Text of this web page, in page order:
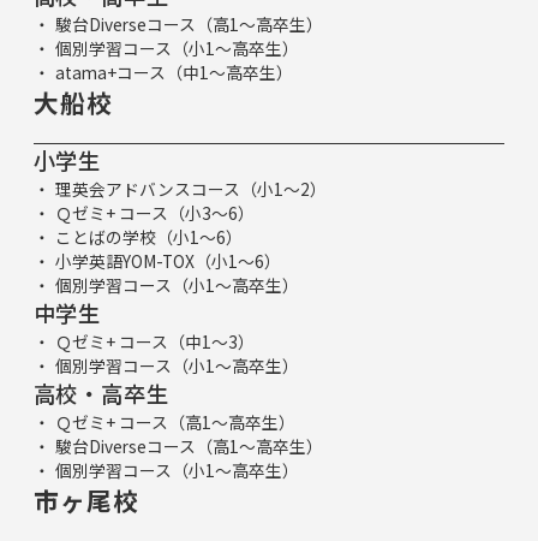
駿台Diverseコース（高1～高卒生）
個別学習コース（小1～高卒生）
atama+コース（中1～高卒生）
大船校
小学生
理英会アドバンスコース（小1～2）
Ｑゼミ+ コース（小3～6）
ことばの学校（小1～6）
小学英語YOM-TOX（小1～6）
個別学習コース（小1～高卒生）
中学生
Ｑゼミ+ コース（中1～3）
個別学習コース（小1～高卒生）
高校・高卒生
Ｑゼミ+ コース（高1～高卒生）
駿台Diverseコース（高1～高卒生）
個別学習コース（小1～高卒生）
市ヶ尾校